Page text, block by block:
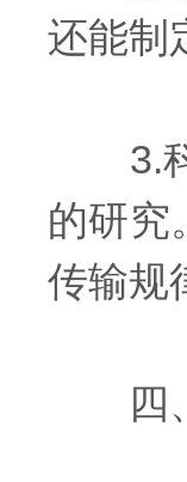
还能制
3.科
的研究
传输规
四、